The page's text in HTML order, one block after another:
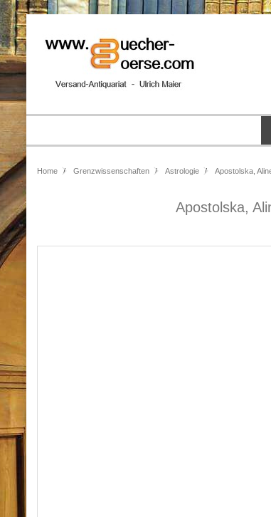
Home Grenzwissenschaften Astrologie Apostolska,
Apostolska,